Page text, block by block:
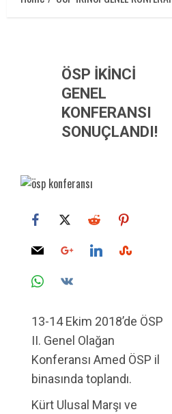
ÖSP İKİNCİ
GENEL
KONFERANSI
SONUÇLANDI!
13-14 Ekim 2018’de ÖSP
II. Genel Olağan
Konferansı Amed ÖSP il
binasında toplandı.
Kürt Ulusal Marşı ve